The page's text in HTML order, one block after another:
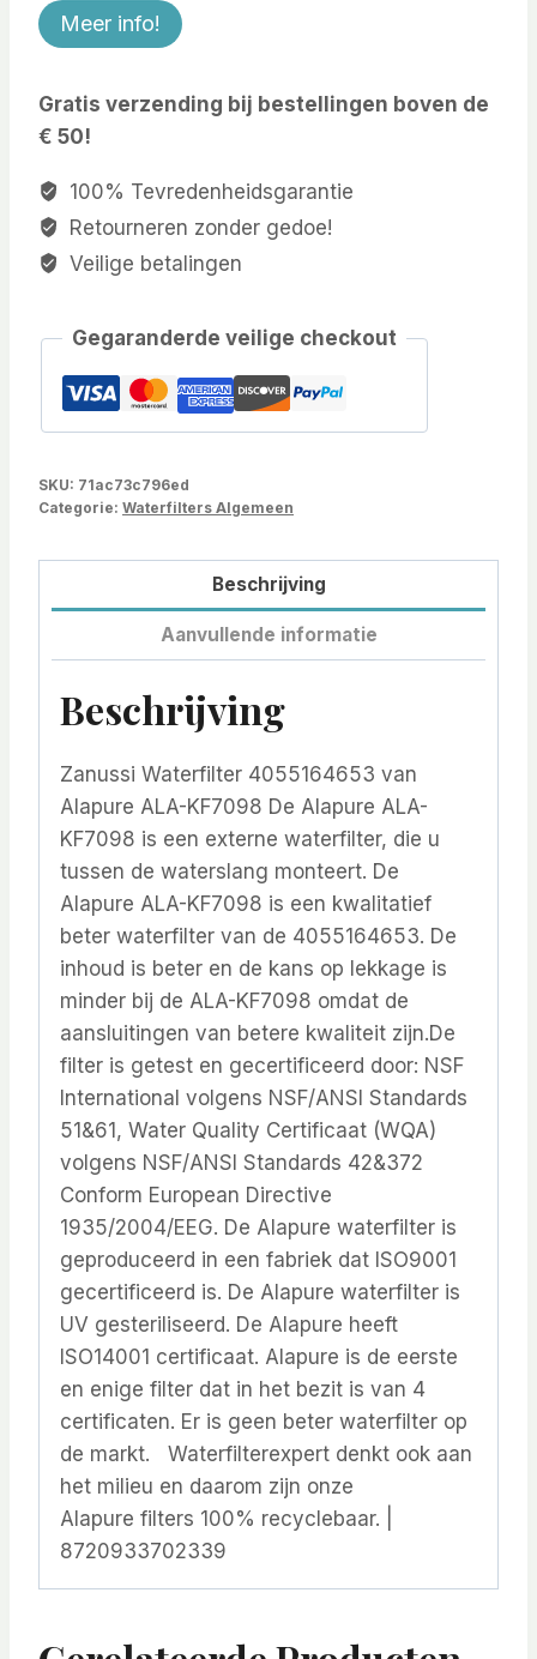
Meer info!
Gratis verzending bij bestellingen boven de
€ 50!
100% Tevredenheidsgarantie
Retourneren zonder gedoe!
Veilige betalingen
Gegaranderde veilige checkout
SKU: 71ac73c796ed
Categorie: Waterfilters Algemeen
Beschrijving
Aanvullende informatie
Beschrijving
Zanussi Waterfilter 4055164653 van
Alapure ALA-KF7098 De Alapure ALA-
KF7098 is een externe waterfilter, die u
tussen de waterslang monteert. De
Alapure ALA-KF7098 is een kwalitatief
beter waterfilter van de 4055164653. De
inhoud is beter en de kans op lekkage is
minder bij de ALA-KF7098 omdat de
aansluitingen van betere kwaliteit zijn.De
filter is getest en gecertificeerd door: NSF
International volgens NSF/ANSI Standards
51&61, Water Quality Certificaat (WQA)
volgens NSF/ANSI Standards 42&372
Conform European Directive
1935/2004/EEG. De Alapure waterfilter is
geproduceerd in een fabriek dat ISO9001
gecertificeerd is. De Alapure waterfilter is
UV gesteriliseerd. De Alapure heeft
ISO14001 certificaat. Alapure is de eerste
en enige filter dat in het bezit is van 4
certificaten. Er is geen beter waterfilter op
de markt. Waterfilterexpert denkt ook aan
het milieu en daarom zijn onze
Alapure filters 100% recyclebaar. |
8720933702339